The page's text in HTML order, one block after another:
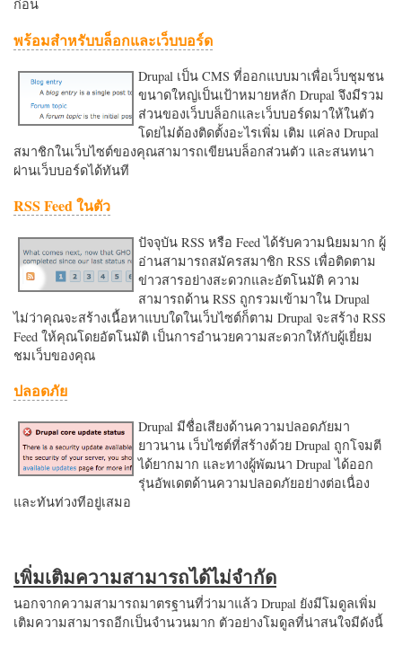
ก่อน
พร้อมสำหรับบล็อกและเว็บบอร์ด
Drupal เป็น CMS ที่ออกแบบมาเพื่อเว็บชุมชน
ขนาดใหญ่เป็นเป้าหมายหลัก Drupal จึงมีรวม
ส่วนของเว็บบล็อกและเว็บบอร์ดมาให้ในตัว
โดยไม่ต้องติดตั้งอะไรเพิ่ม เติม แค่ลง Drupal
สมาชิกในเว็บไซต์ของคุณสามารถเขียนบล็อกส่วนตัว และสนทนา
ผ่านเว็บบอร์ดได้ทันที
RSS Feed ในตัว
ปัจจุบัน RSS หรือ Feed ได้รับความนิยมมาก ผู้
อ่านสามารถสมัครสมาชิก RSS เพื่อติดตาม
ข่าวสารอย่างสะดวกและอัตโนมัติ ความ
สามารถด้าน RSS ถูกรวมเข้ามาใน Drupal
ไม่ว่าคุณจะสร้างเนื้อหาแบบใดในเว็บไซต์ก็ตาม Drupal จะสร้าง RSS
Feed ให้คุณโดยอัตโนมัติ เป็นการอำนวยความสะดวกใหักับผู้เยี่ยม
ชมเว็บของคุณ
ปลอดภัย
Drupal มีชื่อเสียงด้านความปลอดภัยมา
ยาวนาน เว็บไซต์ที่สร้างด้วย Drupal ถูกโจมตี
ได้ยากมาก และทางผู้พัฒนา Drupal ได้ออก
รุ่นอัพเดตด้านความปลอดภัยอย่างต่อเนื่อง
และทันท่วงทีอยู่เสมอ
เพิ่มเติมความสามารถได้ไม่จำกัด
นอกจากความสามารถมาตรฐานที่ว่ามาแล้ว Drupal ยังมีโมดูลเพิ่ม
เติมความสามารถอีกเป็นจำนวนมาก ตัวอย่างโมดูลที่น่าสนใจมีดังนี้